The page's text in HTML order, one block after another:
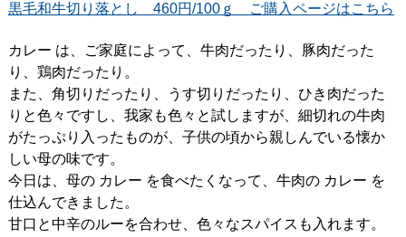
黒毛和牛切り落とし 460円/100ｇ ご購入ページはこちら
カレー は、ご家庭によって、牛肉だったり、豚肉だった
り、鶏肉だったり。
また、角切りだったり、うす切りだったり、ひき肉だった
りと色々ですし、我家も色々と試しますが、細切れの牛肉
がたっぷり入ったものが、子供の頃から親しんでいる懐か
しい母の味です。
今日は、母の カレー を食べたくなって、牛肉の カレー を
仕込んできました。
甘口と中辛のルーを合わせ、色々なスパイスも入れます。